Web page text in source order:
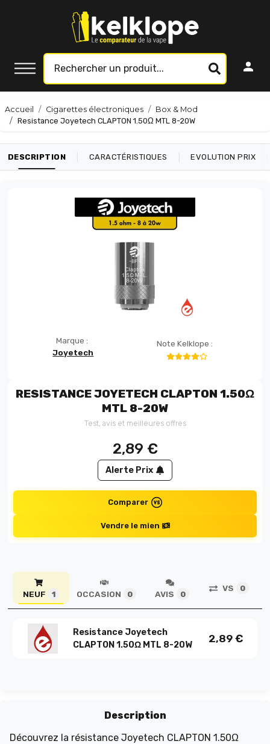
Accueil Cigarettes électroniques
Box & Mod
Resistance Joyetech CLAPTON 1.50Ω MTL 8-20W
DESCRIPTION CARACTÉRISTIQUES EVOLUTION PRIX
Marque :
Joyetech
Note Kelklope :
RESISTANCE JOYETECH CLAPTON 1.50Ω
MTL 8-20W
Test, avis et meilleures offres
2,89 €
Alerte Prix
Comparer
Vendre le mien
NEUF 1 OCCASION 0 AVIS 0
VS 0
Resistance Joyetech
CLAPTON 1.50Ω MTL 8-20W
2,89 €
Description
Découvrez la résistance Joyetech CLAPTON 1.50Ω